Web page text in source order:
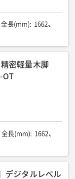
全長(mm): 1662
密軽量木脚
OT
全長(mm): 1662
デジタルレベル